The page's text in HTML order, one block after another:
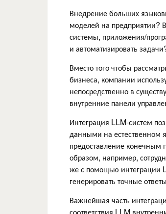
Внедрение больших
моделей на предприятии?
системы, приложения/
и автоматизировать
Вместо того чтобы
бизнеса, компании
непосредственно в
внутренние панели
Интеграция LLM-систем
данными на естественном
предоставление конечным
образом, например,
же с помощью интеграции
генерировать точные
Важнейшая часть
соответствия LLM